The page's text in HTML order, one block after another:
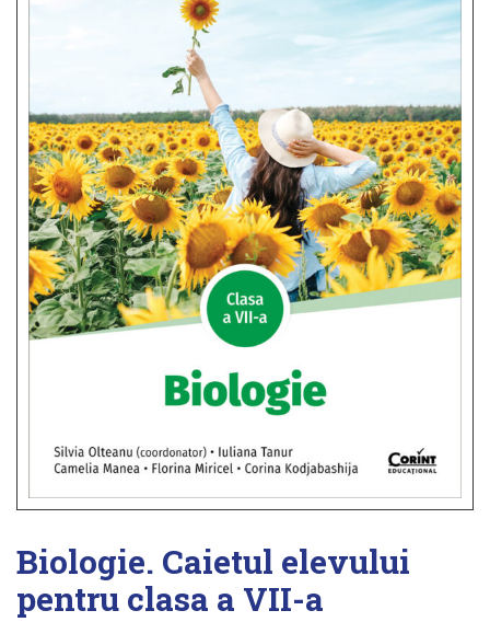
Biologie. Caietul elevului
pentru clasa a VII-a